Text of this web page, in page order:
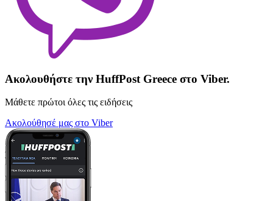
Ακολουθήστε την HuffPost Greece στο Viber.
Μάθετε πρώτοι όλες τις ειδήσεις
Ακολούθησέ μας στο Viber